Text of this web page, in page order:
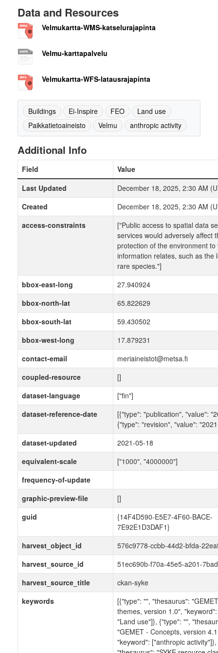
Data and Resources
Velmukartta-WMS-katselurajapinta
Velmu-karttapalvelu
Velmukartta-WFS-latausrajapinta
Buildings Ei-Inspire FEO
Land use
Paikkatietoaineisto
Velmu anthropic activity
Additional Info
Field
Value
Last Updated
December 18, 2025, 2:30 AM
Created
December 18, 2025, 2:30 AM
access-constraints
["Public access to spatial data
services would adversely affect
protection of the environment to
information relates, such as the
rare species."]
bbox-east-long
27.940924
bbox-north-lat
65.822629
bbox-south-lat
59.430502
bbox-west-long
17.879231
contact-email
meriaineistot@metsa.fi
coupled-resource
[]
dataset-language
["fin"]
dataset-reference-date
[{"type": "publication", "value":
{"type": "revision", "value":
dataset-updated
2021-05-18
equivalent-scale
["1000", "4000000"]
frequency-of-update
graphic-preview-file
[]
guid
{14F4D590-E5E7-4F60-BACE-
7E92E1D3DAF1}
harvest_object_id
576c9778-ccbb-44d2-bfda-
harvest_source_id
51ec690b-f70a-45e5-a201-
harvest_source_title
ckan-syke
keywords
[{"type": "", "thesaurus":
themes, version 1.0",
"Land use"]}, {"type": "",
"GEMET - Concepts, version
"keyword": ["anthropic